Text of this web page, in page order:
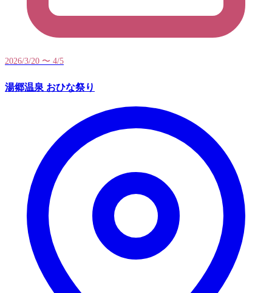
2026/3/20 〜 4/5
湯郷温泉 おひな祭り